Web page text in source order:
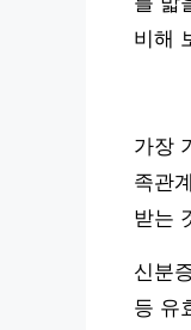
비해
가장
족관
받는
신분
등 유